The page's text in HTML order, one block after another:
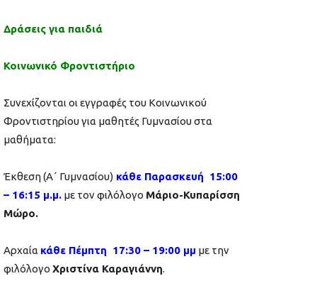
Δράσεις για παιδιά
Κοινωνικό Φροντιστήριο
Συνεχίζονται οι εγγραφές του Κοινωνικού
Φροντιστηρίου για μαθητές Γυμνασίου στα
μαθήματα:
Έκθεση (Α΄ Γυμνασίου) κάθε Παρασκευή 15:00
– 16:15 μ.μ. με τον φιλόλογο Μάριο-Κυπαρίσση
Μώρο.
Αρχαία κάθε Πέμπτη 17:30 – 19:00 μμ με την
φιλόλογο Χριστίνα Καραγιάννη.